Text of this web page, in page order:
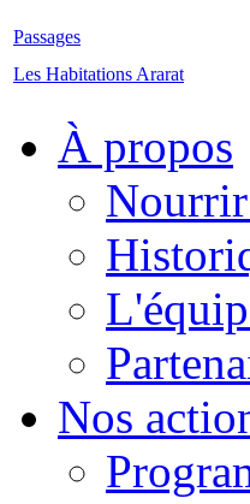
Passages
Les Habitations Ararat
À propos
Nos